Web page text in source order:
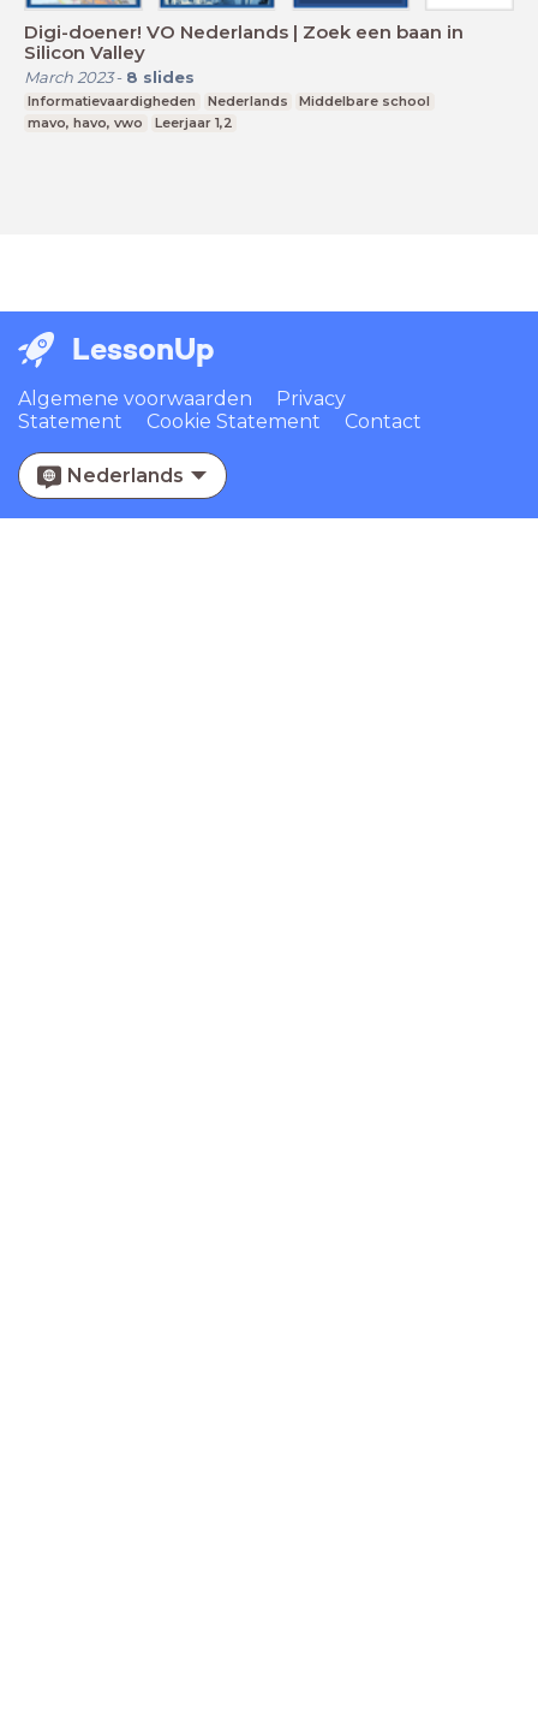
Digi-doener! VO Nederlands | Zoek een baan in
Silicon Valley
March 2023- 8 slides
Informatievaardigheden Nederlands
Middelbare school
mavo, havo, vwo
Leerjaar 1,2
LessonUp
Algemene voorwaarden
Privacy
Statement
Cookie Statement Contact
Nederlands